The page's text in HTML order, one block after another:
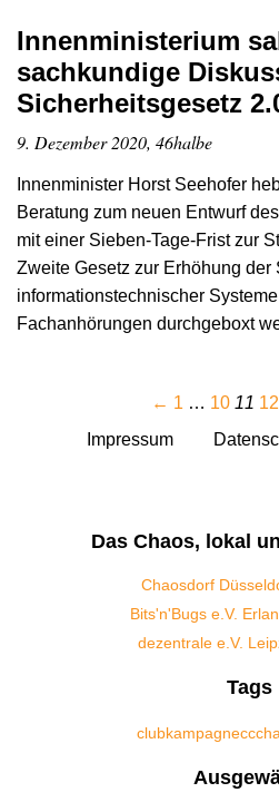
Innenministerium
sachkundige
Sicherheitsgesetz
9. Dezember 2020, 46halbe
Innenminister Horst Seehofer
Beratung zum neuen Entwurf
mit einer Sieben-Tage-Frist zur
Zweite Gesetz zur Erhöhung der
informationstechnischer
Fachanhörungen durchgeboxt
← 1 … 10 11 12
Impressum
Das Chaos, lokal
Chaosdorf
Bits'n'Bugs e.V.
dezentrale e.V.
Tags
clubkampagneccc